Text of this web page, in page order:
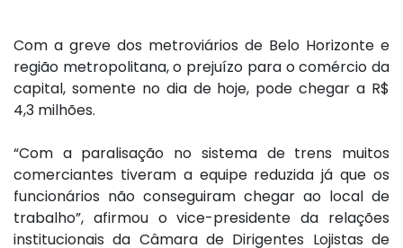
Com a greve dos metroviários de Belo Horizonte e
região metropolitana, o prejuízo para o comércio da
capital, somente no dia de hoje, pode chegar a R$
4,3 milhões.
“Com a paralisação no sistema de trens muitos
comerciantes tiveram a equipe reduzida já que os
funcionários não conseguiram chegar ao local de
trabalho”, afirmou o vice-presidente da relações
institucionais da Câmara de Dirigentes Lojistas de